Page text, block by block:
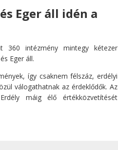
Eger áll idén a
360 intézmény mintegy kétezer
Eger áll.
így csaknem félszáz, erdélyi
válogathatnak az érdeklődők. Az
máig élő értékközvetítését